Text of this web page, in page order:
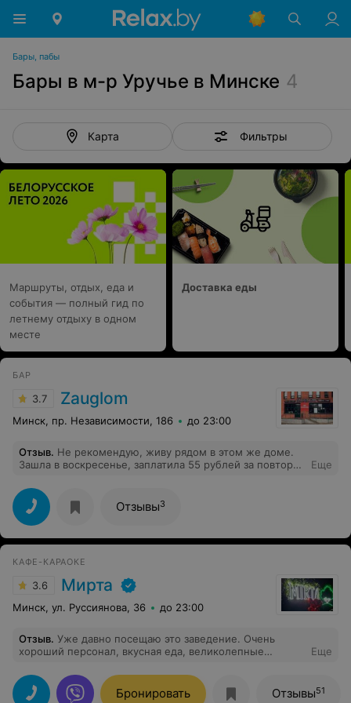
Бары, пабы
Бары в м-р Уручье в Минске 4
Карта Фильтры
Маршруты, отдых, еда и
события — полный гид по
летнему отдыху в одном
месте
Доставка еды
БАР
3.7 Zauglom
Минск, пр. Независимости, 186 до 23:00
Отзыв. Не рекомендую, живу рядом в этом же доме.
Зашла в воскресенье, заплатила 55 рублей за повторно
несвеж, куриная грудка повторно обжаренная, не знаю
в который раз. Фри и луковые кольца также- несвежая
еда. Думаю, в фаст фуде заплатила бы в два раза
меньше и получила хотя бы по меню тоже самое,
только свежее. В общем, за пивом сходить можно, а
Еще
Отзывы3
КАФЕ-КАРАОКЕ
3.6 Мирта
Минск, ул. Руссиянова, 36 до 23:00
Отзыв. Уже давно посещаю это заведение. Очень
хороший персонал, вкусная еда, великолепные
заведению. Ожидание блюд не долгое, минут 15-20, за
это время можно спеть пару песен)) Вежливый и
Еще
Бронировать Отзывы51